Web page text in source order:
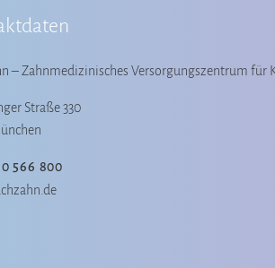
– Zahnmedizinisches Versorgungszentrum für
Straße 330
566 800